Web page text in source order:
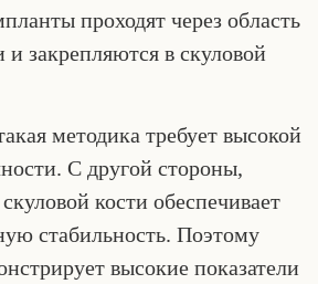
проходят через область
и закрепляются в скуловой
методика требует высокой
С другой стороны,
кости обеспечивает
стабильность. Поэтому
высокие показатели